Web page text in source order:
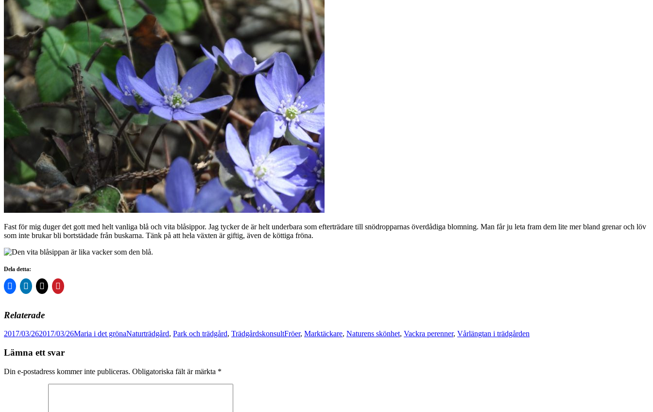
Fast för mig duger det gott med helt vanliga blå och vita blåsippor. Jag tycker de är helt underbara som efterträdare till snödropparnas överdådiga blomning. Man får ju leta fram dem lite mer bland grenar och löv
som inte brukar bli bortstädade från buskarna. Tänk på att hela växten är giftig, även de köttiga fröna.
Dela detta:
Relaterade
Postat
2017/03/262017/03/26Författare
Maria i det grönaKategorier
Naturträdgård, Park och trädgård, TrädgårdskonsultTaggar
Fröer, Marktäckare, Naturens skönhet, Vackra perenner, Vårlängtan i trädgården
Lämna ett svar
Din e-postadress kommer inte publiceras. Obligatoriska fält är märkta *